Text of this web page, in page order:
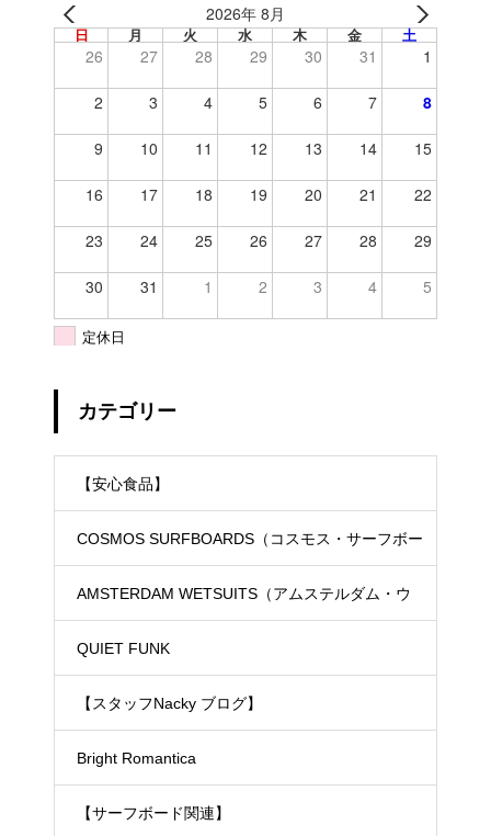
2026年 8月
日 月 火 水 木 金 土
26 27 28 29 30 31 1
2 3 4 5 6 7 8
9 10 11 12 13 14 15
16 17 18 19 20 21 22
23 24 25 26 27 28 29
30 31 1 2 3 4 5
定休日
カテゴリー
【安心食品】
COSMOS SURFBOARDS（コスモス・サーフボー
ド）
AMSTERDAM WETSUITS（アムステルダム・ウ
ェットスーツ）
QUIET FUNK
【スタッフNacky ブログ】
Bright Romantica
【サーフボード関連】